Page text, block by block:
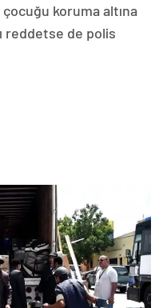
koruma altına
reddetse de polis